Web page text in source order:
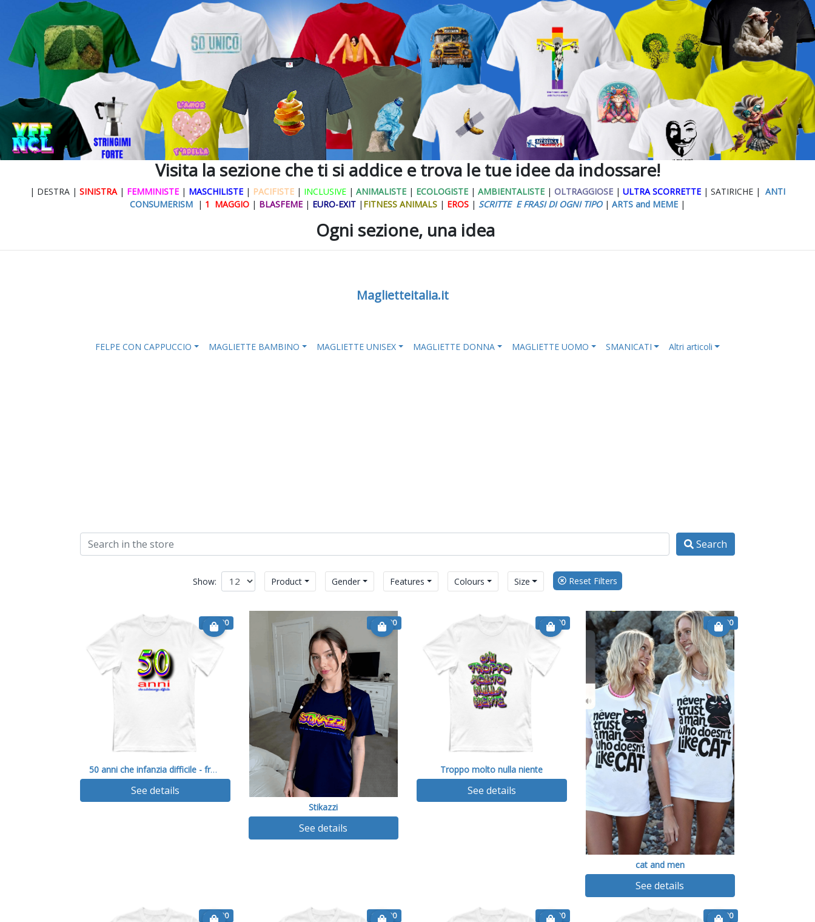
Visita la sezione che ti si addice e trova le tue idee da indossare!
| DESTRA | SINISTRA | FEMMINISTE | MASCHILISTE | PACIFISTE | INCLUSIVE | ANIMALISTE | ECOLOGISTE | AMBIENTALISTE | OLTRAGGIOSE | ULTRA SCORRETTE | SATIRICHE | ANTI
CONSUMERISM | 1 MAGGIO | BLASFEME | EURO-EXIT | FITNESS ANIMALS | EROS | SCRITTE E FRASI DI OGNI TIPO | ARTS and MEME |
Ogni sezione, una idea
Maglietteitalia.it
FELPE CON CAPPUCCIO MAGLIETTE BAMBINO MAGLIETTE UNISEX MAGLIETTE DONNA MAGLIETTE UOMO SMANICATI Altri articoli
Search
€ 14.90
50 anni che infanzia difficile - fronte retro
See details
€ 14.90
Stikazzi
See details
€ 14.90
Troppo molto nulla niente
See details
€ 14.90
cat and men
See details
€ 14.90 € 14.90 € 14.90 € 14.90
Show: Product Gender Features Colours Size Reset Filters